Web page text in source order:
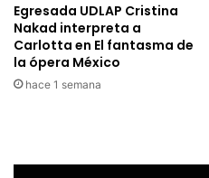
Egresada UDLAP Cristina
Nakad interpreta a
Carlotta en El fantasma de
la ópera México
hace 1 semana